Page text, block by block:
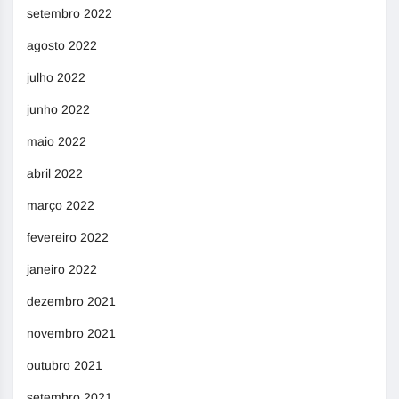
setembro 2022
agosto 2022
julho 2022
junho 2022
maio 2022
abril 2022
março 2022
fevereiro 2022
janeiro 2022
dezembro 2021
novembro 2021
outubro 2021